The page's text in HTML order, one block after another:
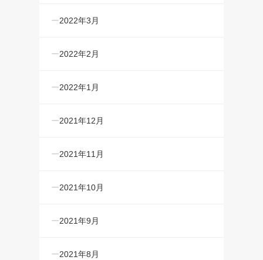
2022年3月
2022年2月
2022年1月
2021年12月
2021年11月
2021年10月
2021年9月
2021年8月